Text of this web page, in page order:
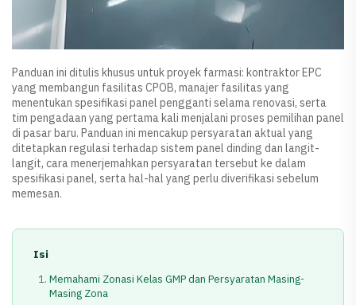
Panduan ini ditulis khusus untuk proyek farmasi: kontraktor EPC
yang membangun fasilitas CPOB, manajer fasilitas yang
menentukan spesifikasi panel pengganti selama renovasi, serta
tim pengadaan yang pertama kali menjalani proses pemilihan panel
di pasar baru. Panduan ini mencakup persyaratan aktual yang
ditetapkan regulasi terhadap sistem panel dinding dan langit-
langit, cara menerjemahkan persyaratan tersebut ke dalam
spesifikasi panel, serta hal-hal yang perlu diverifikasi sebelum
memesan.
Isi
Memahami Zonasi Kelas GMP dan Persyaratan Masing-
Masing Zona